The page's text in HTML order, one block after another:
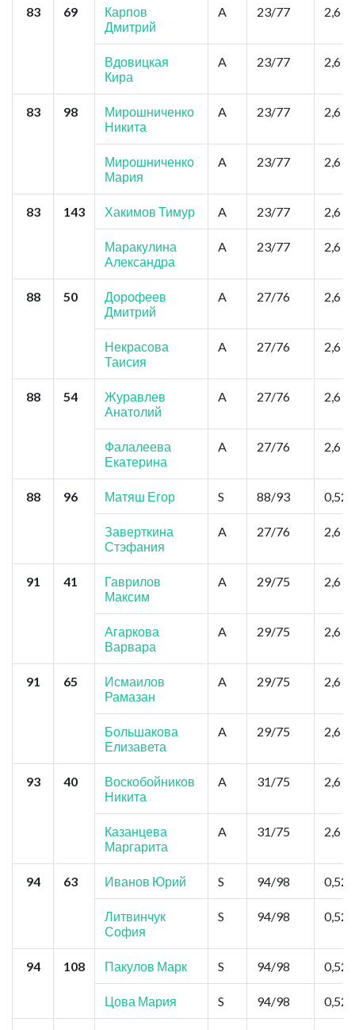
83 69
Карпов
Дмитрий
A 23/77 2,6
Вдовицкая
Кира
A 23/77 2,6
83 98
Мирошниченко
Никита
A 23/77 2,6
Мирошниченко
Мария
A 23/77 2,6
83 143 Хакимов Тимур A 23/77 2,6
Маракулина
Александра
A 23/77 2,6
88 50
Дорофеев
Дмитрий
A 27/76 2,6
Некрасова
Таисия
A 27/76 2,6
88 54
Журавлев
Анатолий
A 27/76 2,6
Фалалеева
Екатерина
A 27/76 2,6
88 96 Матяш Егор S 88/93 0,52
Заверткина
Стэфания
A 27/76 2,6
91 41
Гаврилов
Максим
A 29/75 2,6
Агаркова
Варвара
A 29/75 2,6
91 65
Исмаилов
Рамазан
A 29/75 2,6
Большакова
Елизавета
A 29/75 2,6
93 40
Воскобойников
Никита
A 31/75 2,6
Казанцева
Маргарита
A 31/75 2,6
94 63 Иванов Юрий S 94/98 0,52
Литвинчук
София
S 94/98 0,52
94 108 Пакулов Марк S 94/98 0,52
Цова Мария S 94/98 0,52